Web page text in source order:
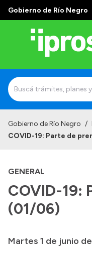
Gobierno de Río Negro
Delegaciones
Consultorios Propios
Gobierno de Río Negro /
COVID-19: Parte de
GENERAL
COVID-19:
(01/06)
Martes 1 de junio